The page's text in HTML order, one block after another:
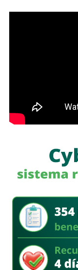
La legisladora
Seguridad Vial
competentes de
en la mayor
integridad física de
desplazamientos